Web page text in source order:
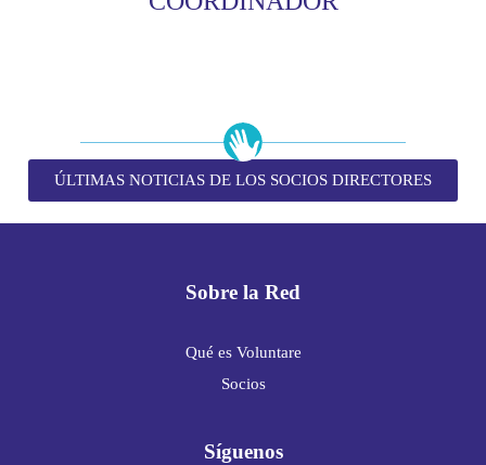
ÚLTIMAS NOTICIAS DE LOS SOCIOS DIRECTORES
Sobre la Red
Qué es Voluntare
Socios
Síguenos